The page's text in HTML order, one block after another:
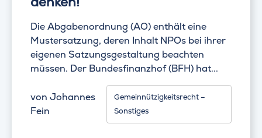
Die Abgabenordnung (AO) enthält eine
Mustersatzung, deren Inhalt NPOs bei ihrer
eigenen Satzungsgestaltung beachten
müssen. Der Bundesfinanzhof (BFH) hat...
von Johannes
Fein
Gemeinnützigkeitsrecht –
Sonstiges